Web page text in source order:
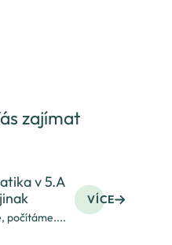
zajímat
v 5.A
počítáme....
VÍCE